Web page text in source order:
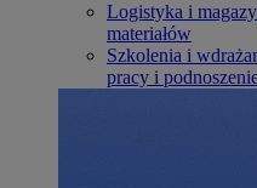
Logistyka i
materiałów
Szkolenia i
pracy i